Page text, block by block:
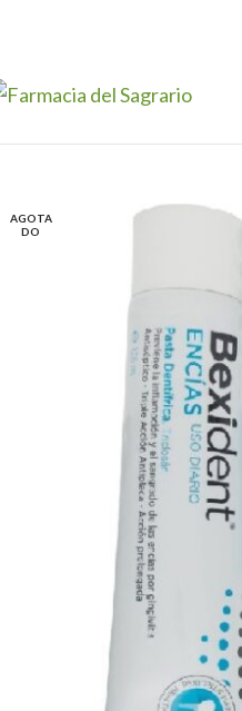
AGOTA
DO